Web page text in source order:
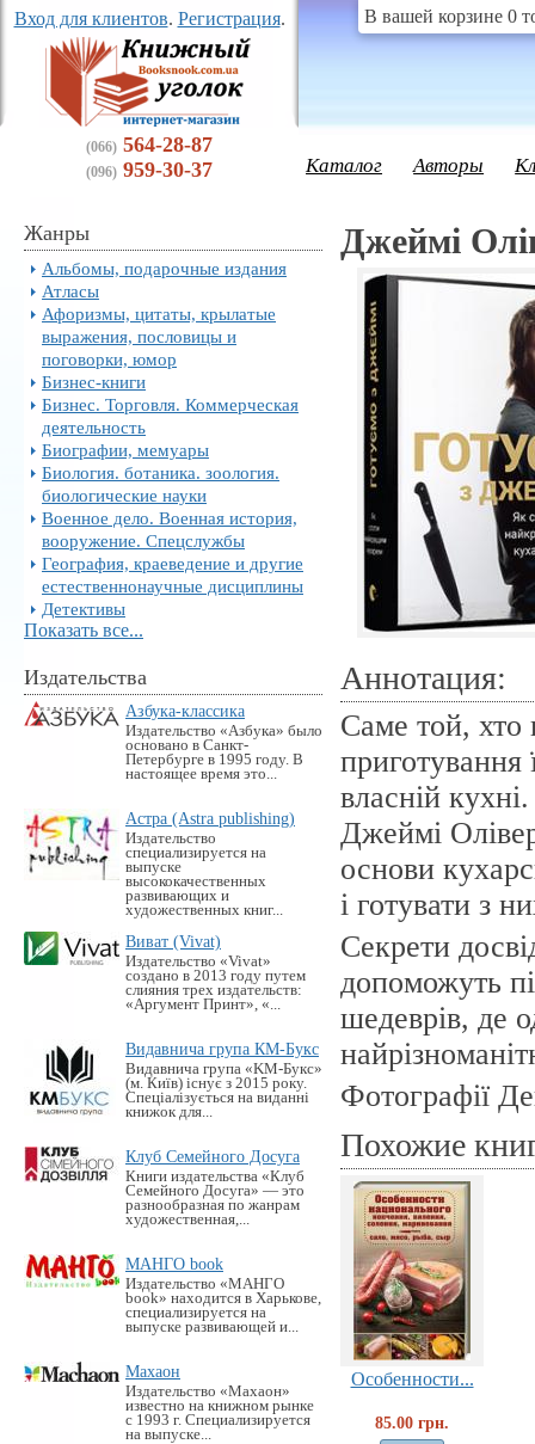
Вход для клиентов. Регистрация.
(066) 564-28-87
(096) 959-30-37
В вашей корзине 0
Каталог Авторы
Жанры
Альбомы, подарочные издания
Атласы
Афоризмы, цитаты, крылатые
выражения, пословицы и
поговорки, юмор
Бизнес-книги
Бизнес. Торговля. Коммерческая
деятельность
Биографии, мемуары
Биология. ботаника. зоология.
биологические науки
Военное дело. Военная история,
вооружение. Спецслужбы
География, краеведение и другие
естественнонаучные дисциплины
Детективы
Показать все...
Издательства
Азбука-классика
Издательство «Азбука» было
основано в Санкт-
Петербурге в 1995 году. В
настоящее время это...
Астра (Astra publishing)
Издательство
специализируется на
выпуске
высококачественных
развивающих и
художественных книг...
Виват (Vivat)
Издательство «Vivat»
создано в 2013 году путем
слияния трех издательств:
«Аргумент Принт», «...
Видавнича група КМ-Букс
Видавнича група «KM-Букс»
(м. Київ) існує з 2015 року.
Спеціалізується на виданні
книжок для...
Клуб Семейного Досуга
Книги издательства «Клуб
Семейного Досуга» — это
разнообразная по жанрам
художественная,...
МАНГО book
Издательство «MАНГО
book» находится в Харькове,
специализируется на
выпуске развивающей и...
Махаон
Издательство «Махаон»
известно на книжном рынке
с 1993 г. Специализируется
на выпуске...
Джеймі
Аннотация:
Саме той, хто
власній
Джеймі
основи
і готувати з
Секрети
допоможуть
шедеврів, де
Фотографії
Похожие
Особенности...
85.00 грн.